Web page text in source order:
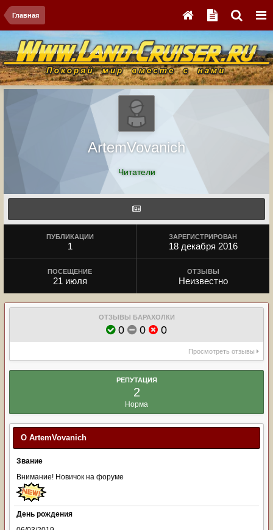
Главная
ArtemVovanich
Читатели
ПУБЛИКАЦИИ
1
ЗАРЕГИСТРИРОВАН
18 декабря 2016
ПОСЕЩЕНИЕ
21 июля
ОТЗЫВЫ
Неизвестно
ОТЗЫВЫ БАРАХОЛКИ
0 0 0
Просмотреть отзывы
РЕПУТАЦИЯ
2
Норма
О ArtemVovanich
Звание
Внимание! Новичок на форуме
День рождения